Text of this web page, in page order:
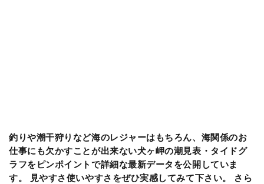
釣りや潮干狩りなど海のレジャーはもちろん、海関係のお
仕事にも欠かすことが出来ない犬ヶ岬の潮見表・タイドグ
ラフをピンポイントで詳細な最新データを公開していま
す。 見やすさ使いやすさをぜひ実感してみて下さい。 さら